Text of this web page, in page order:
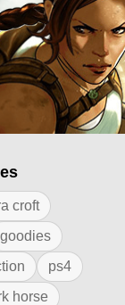
et
book"
croft
goodies
ps4
horse